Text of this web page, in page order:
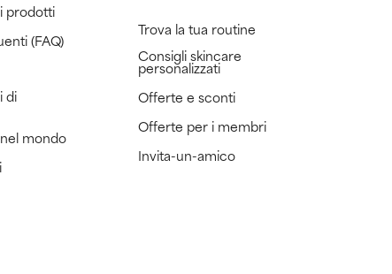
prodotti
(FAQ)
di
mondo
Trova la tua routine
Consigli skincare
personalizzati
Offerte e sconti
Offerte per i membri
Invita-un-amico